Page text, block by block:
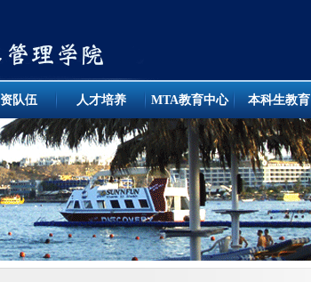
队伍 人才培养 MTA教育中心 本科生教育